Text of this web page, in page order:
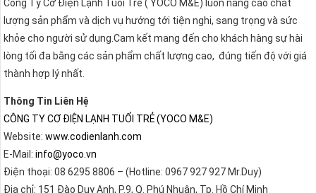
Công Ty Cơ Điện Lạnh Tuổi Trẻ ( YOCO M&E) luôn nâng cao chất
lượng sản phẩm và dịch vụ hướng tới tiện nghi, sang trọng và sức
khỏe cho người sử dụng.Cam kết mang đến cho khách hàng sự hài
lòng tối đa bằng các sản phẩm chất lượng cao, đúng tiến độ với giá
thành hợp lý nhất.
Thông Tin Liên Hệ
CÔNG TY CƠ ĐIỆN LẠNH TUỔI TRẺ (YOCO M&E)
Website: www.codienlanh.com
E-Mail: info@yoco.vn
Điện thoại: 08 6295 8806 – (Hotline: 0967 927 927 Mr.Duy)
Địa chỉ: 151 Đào Duy Anh, P.9, Q. Phú Nhuận, Tp. Hồ Chí Minh